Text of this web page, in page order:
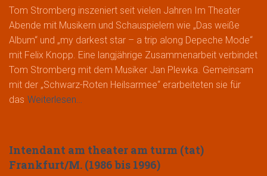
Tom Stromberg inszeniert seit vielen Jahren Im Theater
Abende mit Musikern und Schauspielern wie „Das weiße
Album“ und „my darkest star – a trip along Depeche Mode“
mit Felix Knopp. Eine langjährige Zusammenarbeit verbindet
Tom Stromberg mit dem Musiker Jan Plewka. Gemeinsam
mit der „Schwarz-Roten Heilsarmee“ erarbeiteten sie für
das Weiterlesen…
Intendant am theater am turm (tat)
Frankfurt/M. (1986 bis 1996)